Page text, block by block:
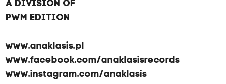
A DIVISION OF
PWM EDITION
www.anaklasis.pl
www.facebook.com/anaklasisrecords
www.instagram.com/anaklasis